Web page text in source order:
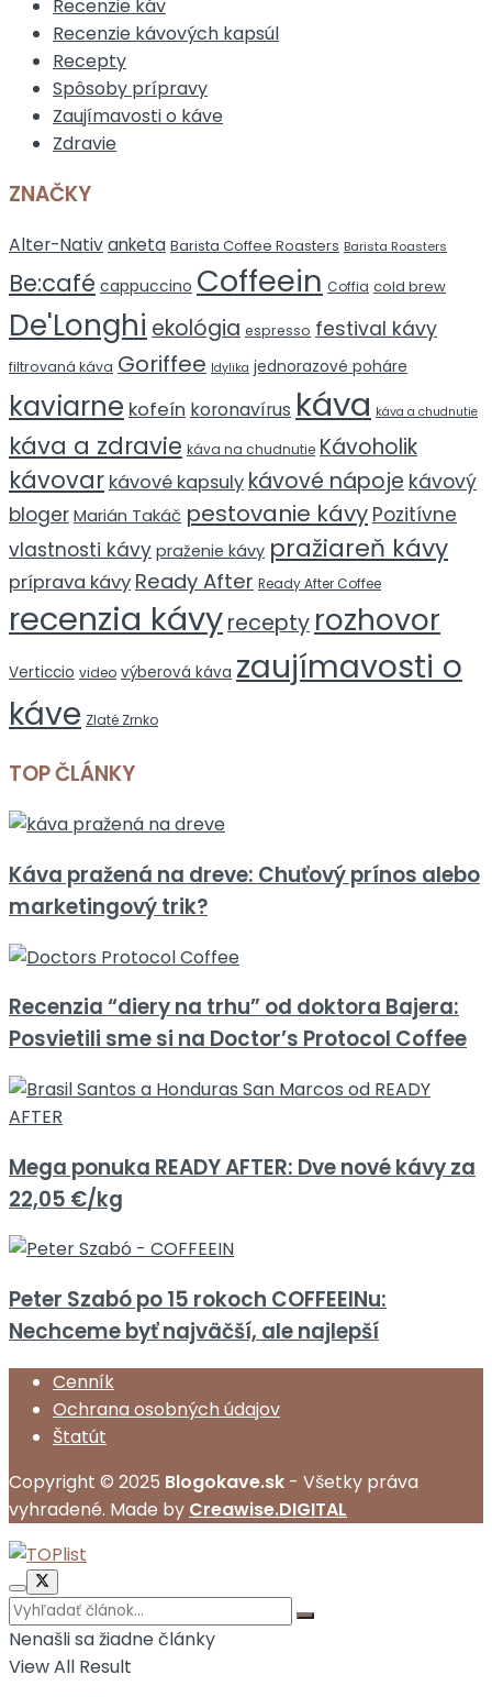
Recenzie káv
Recenzie kávových kapsúl
Recepty
Spôsoby prípravy
Zaujímavosti o káve
Zdravie
ZNAČKY
Alter-Nativanketa Barista Coffee Roasters Barista Roasters
Be:café cappuccino Coffeein Coffia cold brew
De'Longhi ekológia espresso festival kávy
filtrovaná káva Goriffee Idylika jednorazové poháre
kaviarne kofeín koronavírus káva káva a chudnutie
káva a zdravie káva na chudnutie Kávoholik
kávovar kávové kapsuly kávové nápoje kávový
blogerMarián Takáč pestovanie kávy Pozitívne
vlastnosti kávy praženie kávy pražiareň kávy
príprava kávy Ready After Ready After Coffee
recenzia kávyrecepty rozhovor
Verticcio video výberová káva zaujímavosti o
káve Zlaté Zrnko
TOP ČLÁNKY
Káva pražená na dreve: Chuťový prínos alebo
marketingový trik?
Recenzia “diery na trhu” od doktora Bajera:
Posvietili sme si na Doctor’s Protocol Coffee
Mega ponuka READY AFTER: Dve nové kávy za
22,05 €/kg
Peter Szabó po 15 rokoch COFFEEINu:
Nechceme byť najväčší, ale najlepší
Cenník
Ochrana osobných údajov
Štatút
Copyright © 2025 Blogokave.sk - Všetky práva
vyhradené. Made by Creawise.DIGITAL
Nenašli sa žiadne články
View All Result